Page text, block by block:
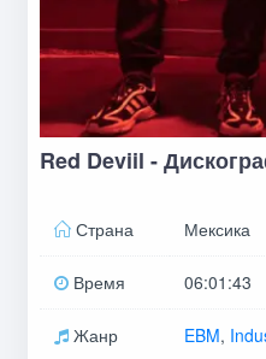
Red Deviil -
Страна Мексика
Время 06:01:43
Жанр EBM,